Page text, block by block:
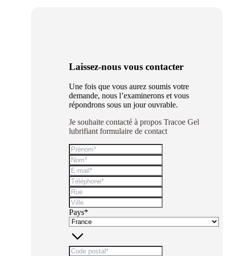
Laissez-nous vous contacter
Une fois que vous aurez soumis votre
demande, nous l’examinerons et vous
répondrons sous un jour ouvrable.
Je souhaite contacté à propos Tracoe Gel
lubrifiant formulaire de contact
Pays*